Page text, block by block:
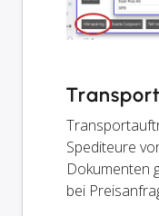
Spediteure
Dokumenten
bei